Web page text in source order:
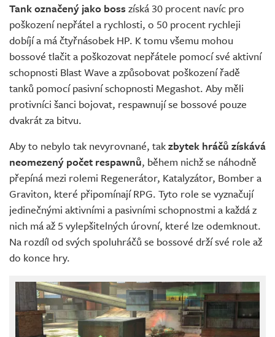
Tank označený jako boss získá 30 procent navíc pro
poškození nepřátel a rychlosti, o 50 procent rychleji
dobíjí a má čtyřnásobek HP. K tomu všemu mohou
bossové tlačit a poškozovat nepřátele pomocí své aktivní
schopnosti Blast Wave a způsobovat poškození řadě
tanků pomocí pasivní schopnosti Megashot. Aby měli
protivníci šanci bojovat, respawnují se bossové pouze
dvakrát za bitvu.
Aby to nebylo tak nevyrovnané, takzbytek hráčů získává
neomezený počet respawnů, během nichž se náhodně
přepíná mezi rolemi Regenerátor, Katalyzátor, Bomber a
Graviton, které připomínají RPG. Tyto role se vyznačují
jedinečnými aktivními a pasivními schopnostmi a každá z
nich má až 5 vylepšitelných úrovní, které lze odemknout.
Na rozdíl od svých spoluhráčů se bossové drží své role až
do konce hry.